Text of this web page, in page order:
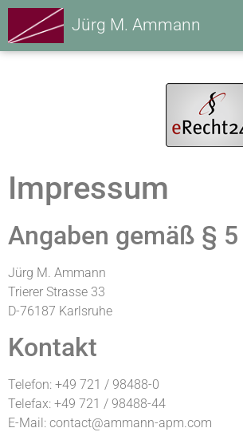
Jürg M. Ammann
Impressum
Angaben gemäß § 5
Jürg M. Ammann
Trierer Strasse 33
D-76187 Karlsruhe
Kontakt
Telefon: +49 721 / 98488-0
Telefax: +49 721 / 98488-44
E-Mail: contact@ammann-apm.com